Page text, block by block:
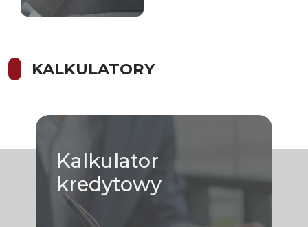
KALKULATORY
Kalkulator
kredytowy